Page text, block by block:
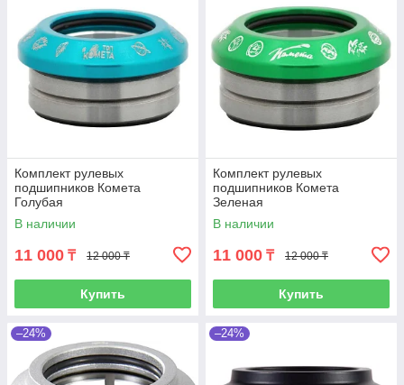
Комплект рулевых
подшипников Комета
Голубая
В наличии
11 000 ₸ 12 000 ₸
Купить
Комплект рулевых
подшипников Комета
Зеленая
В наличии
11 000 ₸ 12 000 ₸
Купить
–24% –24%